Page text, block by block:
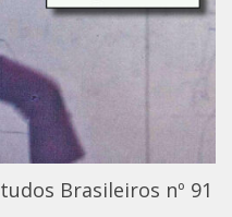
Brasileiros nº 91